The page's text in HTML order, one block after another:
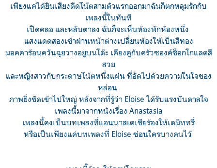
เพียงแค่ได้ยินเสียงดีดโน๊ตสามตัวแรกออกมาฉันก็ตกหลุมรักกับ
เพลงนี้ในทันที
เปิดคลอ และหลับตาลง ฉันก็จะเห็นห้องพักห้องหนึ่ง
แสงแดดส่องเข้าผ่านหน้าต่างเปลี่ยนห้องให้เป็นสีทอง
มอคค่าร้อนควันฉุยวางอยู่บนโต๊ะ เคียงคู่กับครัวซองค์ช็อกโกแลตสี
สวย
และหญิงสาวกับกระดาษโน้ตหนึ่งแผ่น ที่อัดไปด้วยความในใจของ
หล่อน
ภาพยิ่งชัดเข้าไปใหญ่ หลังจากที่รู้ว่า Eloise ได้รับแรงบันดาลใจ
เพลงนี้มาจากหนังเรื่อง Anastasia
เพลงนี้คงเป็นบทเพลงที่แอนนาสเตเชียร้องให้เดมิททรี่
หรือเป็นเพียงแค่บทเพลงที่ Eloise ซ่อนใครบางคนไว้